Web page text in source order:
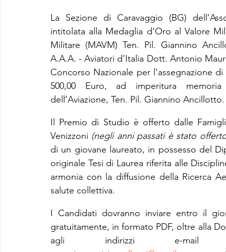
La Sezione di Caravaggio (BG)
intitolata alla Medaglia d’Oro al Valore
Militare (MAVM) Ten. Pil. Giannino
A.A.A. - Aviatori d’Italia Dott. Antonio
Concorso Nazionale per l'assegnazione
500,00 Euro, ad imperitura
dell’Aviazione, Ten. Pil. Giannino Ancillotto.
Il Premio di Studio è offerto dalle
Venizzoni (negli anni passati è stato
di un giovane laureato, in possesso del
originale Tesi di Laurea riferita alle
armonia con la diffusione della Ricerca
salute collettiva.
I Candidati dovranno inviare entro il
gratuitamente, in formato PDF, oltre alla
agli indirizzi e-